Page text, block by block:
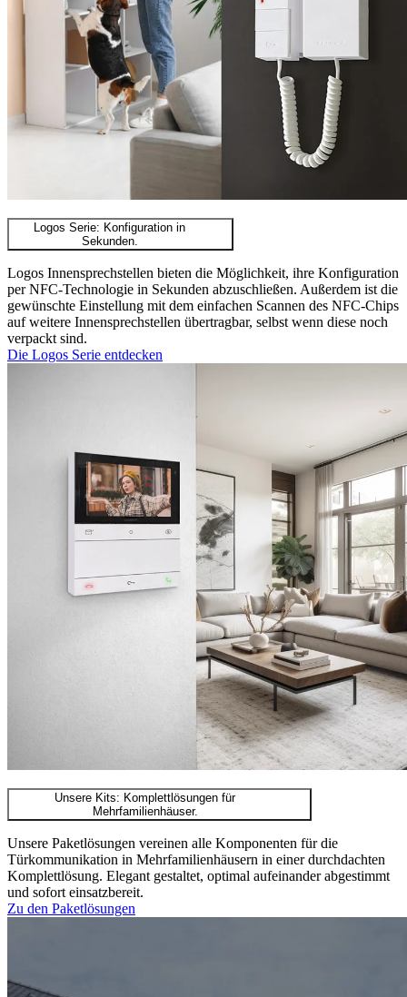
Logos Serie: Konfiguration in
Sekunden.
Logos Innensprechstellen bieten die Möglichkeit, ihre Konfiguration
per NFC-Technologie in Sekunden abzuschließen. Außerdem ist die
gewünschte Einstellung mit dem einfachen Scannen des NFC-Chips
auf weitere Innensprechstellen übertragbar, selbst wenn diese noch
verpackt sind.
Die Logos Serie entdecken
Unsere Kits: Komplettlösungen für
Mehrfamilienhäuser.
Unsere Paketlösungen vereinen alle Komponenten für die
Türkommunikation in Mehrfamilienhäusern in einer durchdachten
Komplettlösung. Elegant gestaltet, optimal aufeinander abgestimmt
und sofort einsatzbereit.
Zu den Paketlösungen